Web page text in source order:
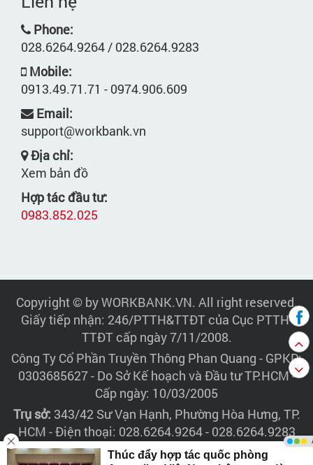
Phone:
028.6264.9264 / 028.6264.9283
Mobile:
0913.49.71.71 - 0974.906.609
Email:
support@workbank.vn
Địa chỉ:
Xem bản đồ
Hợp tác đầu tư:
0983.852.025
Copyright © by WORKBANK.VN. All right reserved.
Giấy tiếp nhận: 246/PTTH&TTĐT của Cục PTTH-
TTĐT cấp ngày 7/11/2008.
Công Ty Cổ Phần Truyền Thông Phan Quang - GPKD:
0303685627 - Do Sở Kế hoạch và Đầu tư TP.HCM -
Cấp ngày: 10/03/2005
Trụ sở: 343/42 Sư Vạn Hạnh, Phường Hòa Hưng, TP.
HCM - Điện thoại: 028.6264.9264 - 028.6264.9283